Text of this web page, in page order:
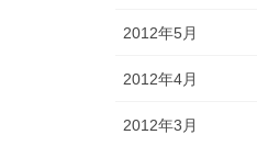
2012年5月
2012年4月
2012年3月